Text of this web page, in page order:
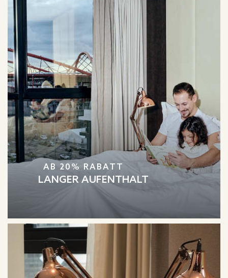
AB 20% RABATT
LANGER AUFENTHALT